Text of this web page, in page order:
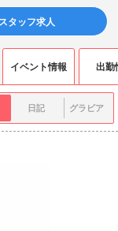
スタッフ求人
イベント情報 出勤
日記 グラビア